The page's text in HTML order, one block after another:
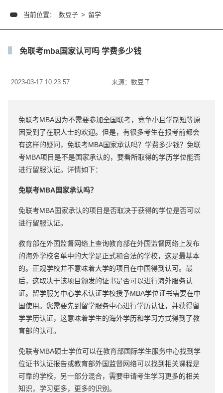
当前位置： 数豆子 > 留学
免联考mba国家认可吗 学费多少钱
2023-03-17 10:23:57 来源： 数豆子
免联考MBA因为不需要参加全国联考，竞争小且学制短等原
因受到了在职人士的欢迎。但是，有很多考生在报考前都会
有这样的疑问，免联考MBA国家承认吗？学费多少钱？免联
考MBA项目是不是国家承认的，要看所取得的学历学位能否
进行留服认证。详情如下：
免联考MBA国家承认吗？
免联考MBA国家承认的项目是否取决于获得的学位是否可以
进行留服认证。
教育部在外国监督网络上查询教育部在外国监督网络上发布
的海外学校名单中的大学是正式和合法的学校，这是最基本
的。正规学校并不意味着大学的项目在中国得到认可。最
后，这取决于该项目颁发的证书是否可以进行海外服务认
证。留学服务中心学术认证学校授予MBA学位证书需要在中
国使用。您需要先到留学服务中心进行学历认证，并获得留
学学历认证，这意味着学生的海外学历和学习方式得到了教
育部的认可。
免联考MBA硕士学位可以在教育部国际学生服务中心找到学
位证书认证报告或教育部外国监督网络可以找到相关课程是
可靠的学校，另一部分混合，需要申请考生学习更多的相关
知识，学习更多，更多的识别。